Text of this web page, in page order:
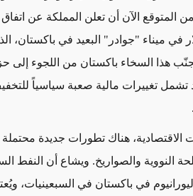
دولار. ومن المتوقع الآن أن تعلن المملكة عن
في ميناء "جوادر" البعيد في باكستان،
هذا السخاء باكستان من اللجوء إلى
تشمل تغييرات مالية صعبة سياسياً
الاقتصادية، هناك تطورات جديدة
النووية والصواريخ. ويشاع أن النفط
في باكستان في السبعينيات،